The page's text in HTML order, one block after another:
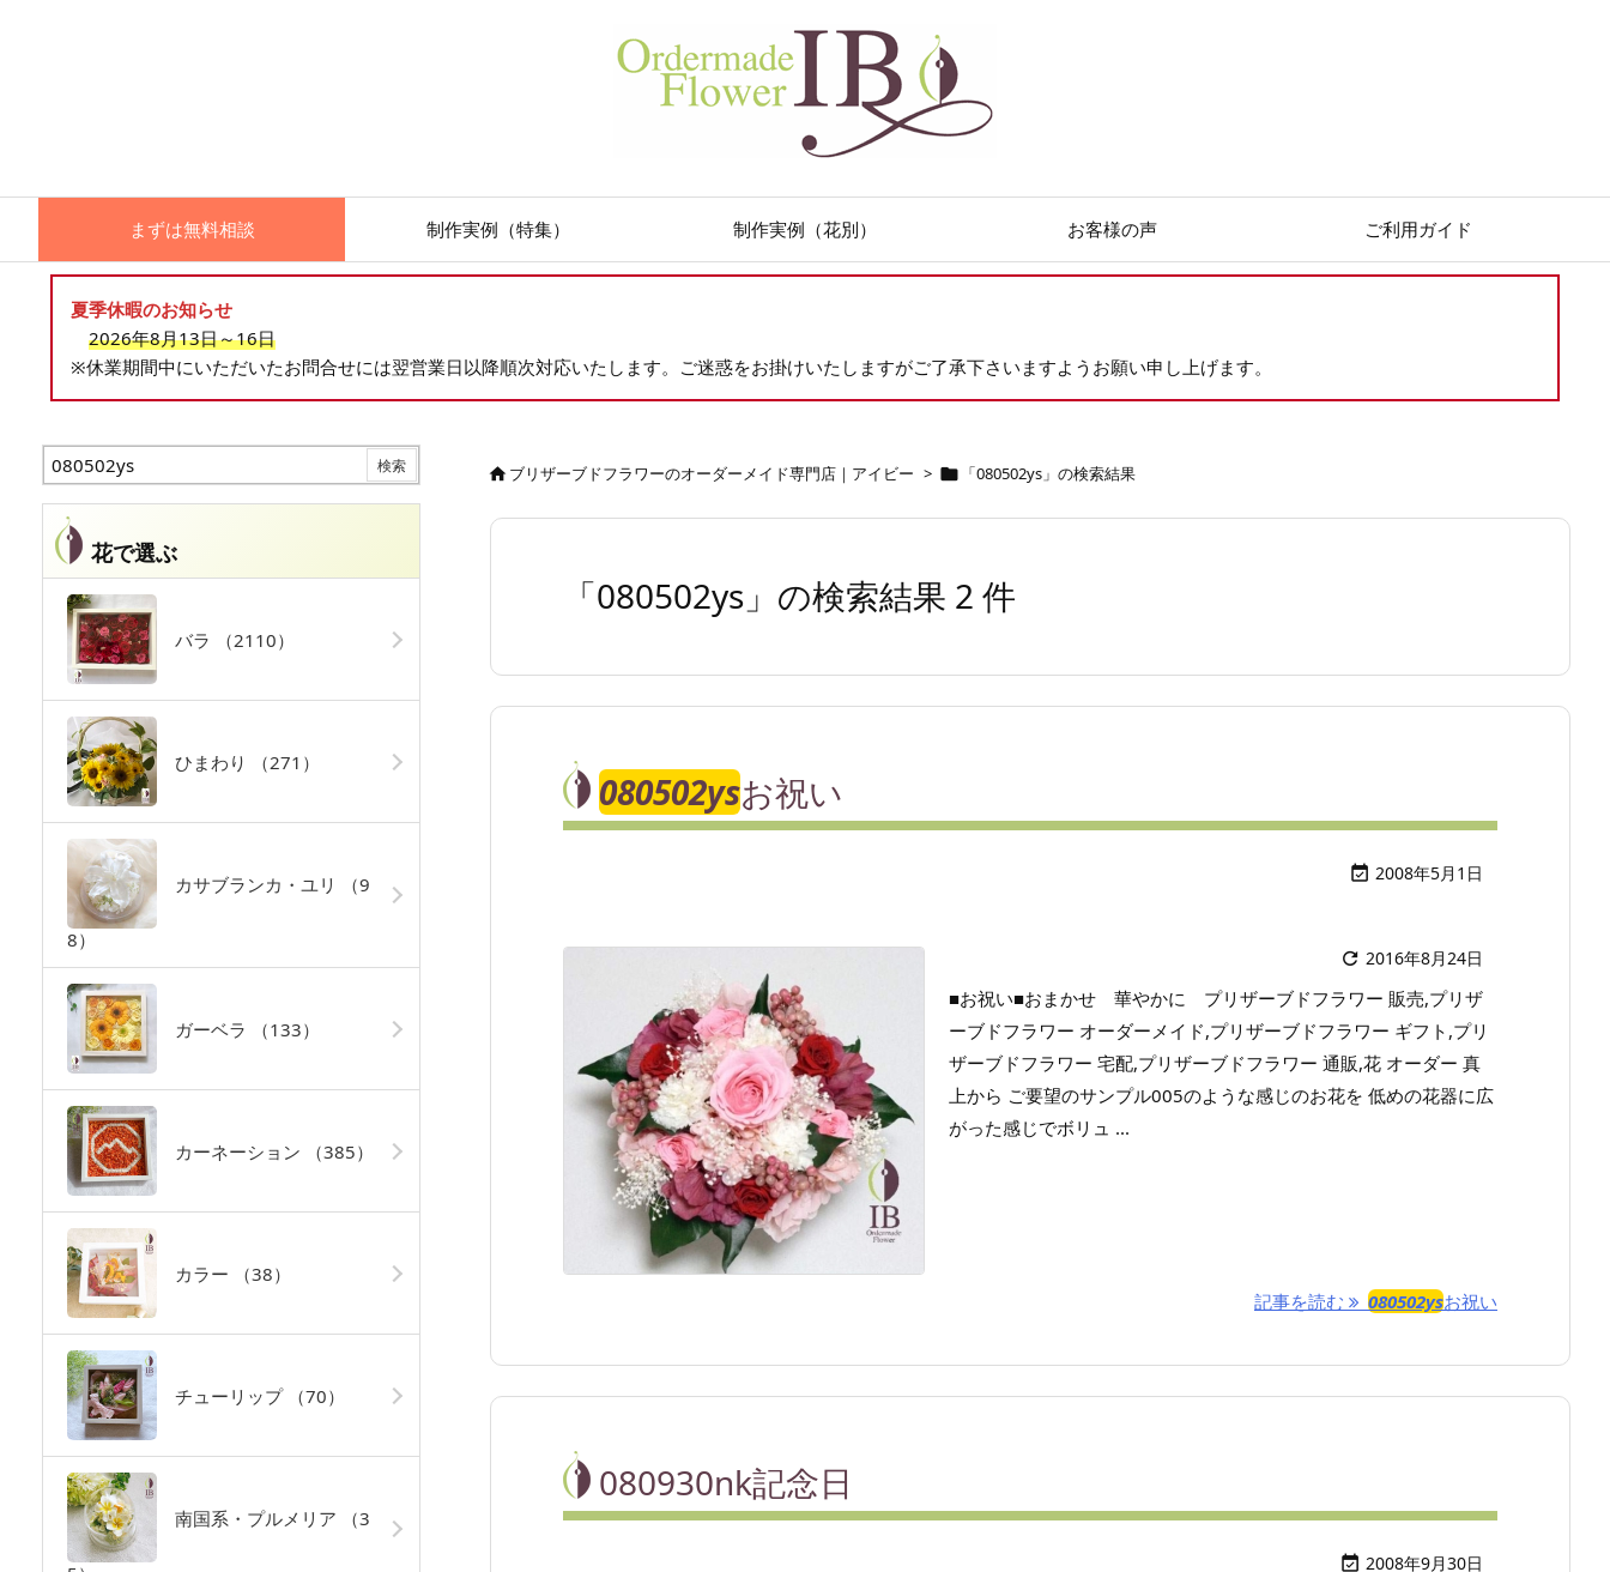
まずは無料相談 制作実例（特集） 制作実例（花別） お客様の声 ご利用ガイド
夏季休暇のお知らせ
2026年8月13日～16日
※休業期間中にいただいたお問合せには翌営業日以降順次対応いたします。ご迷惑をお掛けいたしますがご了承下さいますようお願い申し上げます。
ブリザーブドフラワーのオーダーメイド専門店｜アイビー >  「080502ys」の検索結果
「080502ys」の検索結果 2 件
080502ysお祝い
 2008年5月1日
 2016年8月24日
■お祝い■おまかせ 華やかに プリザーブドフラワー 販売,プリザ
ーブドフラワー オーダーメイド,プリザーブドフラワー ギフト,プリ
ザーブドフラワー 宅配,プリザーブドフラワー 通販,花 オーダー 真
上から ご要望のサンプル005のような感じのお花を 低めの花器に広
がった感じでボリュ ...
記事を読む 080502ysお祝い
080930nk記念日
 2008年9月30日
花で選ぶ
バラ （2110）
ひまわり （271）
カサブランカ・ユリ （9
8）
ガーベラ （133）
カーネーション （385）
カラー （38）
チューリップ （70）
南国系・プルメリア （3